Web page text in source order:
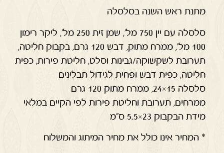
מתנת ראש השנה בסלסלה
סלסלה עם יין 750 מל', שמן זית 250 מל', ליקר רימון
100 מל', ממרח מתוק, דבש 120 גרם, בקבוק חליטה,
תערובת לשקשוקה/גבינות וסלט, חליטת פירות, כפית
חליטה, כפית דבש ופחית לגידול תבלינים
סלסלה 15×24, ממרח מתוק 120 גרם
ממרחים, תערובת וחליטת פירות לפי הקיים במלאי
מידת הבקבוק 23×5.5 ס"מ
* המחיר אינו כולל את מחיר המיתוג והמשלוח